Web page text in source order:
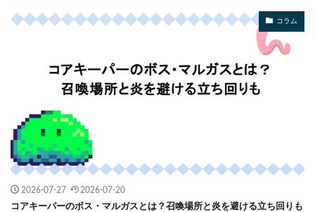
コラム
2026-07-27 2026-07-20
コアキーパーのボス・マルガスとは？召喚場所と炎を避ける立ち回りも